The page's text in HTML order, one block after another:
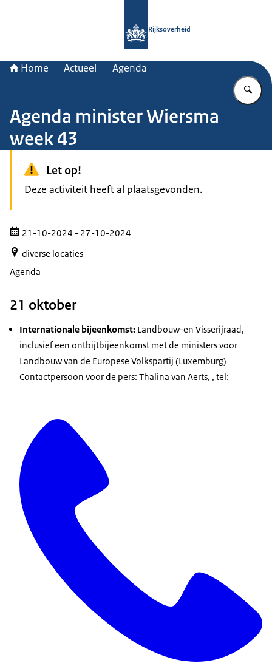
Rijksoverheid
Home Actueel Agenda
Agenda minister Wiersma
week 43
Let op!
Deze activiteit heeft al plaatsgevonden.
21-10-2024 - 27-10-2024
diverse locaties
Agenda
21 oktober
Internationale bijeenkomst: Landbouw-en Visserijraad,
inclusief een ontbijtbijeenkomst met de ministers voor
Landbouw van de Europese Volkspartij (Luxemburg)
Contactpersoon voor de pers: Thalina van Aerts, , tel: